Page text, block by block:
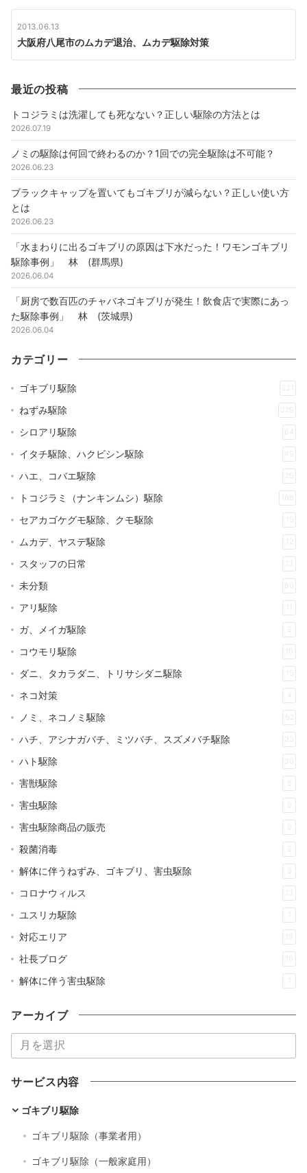
2013.06.13
大阪府八尾市のムカデ退治、ムカデ駆除対策
最近の投稿
トコジラミは洗濯しても死なない？正しい駆除の方法とは
2026.07.19
ノミの駆除は何回で終わるのか？1回での完全駆除は不可能？
2026.06.23
ブラックキャップを置いてもゴキブリが減らない？正しい使い方
とは
2026.06.23
「水まわりに出るゴキブリの原因は下水だった！ワモンゴキブリ
駆除事例」 林 (群馬県)
2026.06.04
「厨房で数百匹のチャバネゴキブリが発生！飲食店で実際にあっ
た駆除事例」 林 (茨城県)
2026.06.04
カテゴリー
ゴキブリ駆除 231
ねずみ駆除 329
シロアリ駆除 64
イタチ駆除、ハクビシン駆除 49
ハエ、コバエ駆除 25
トコジラミ（ナンキンムシ）駆除 168
セアカゴケグモ駆除、クモ駆除 15
ムカデ、ヤスデ駆除 12
スタッフの日常
未分類 80
アリ駆除
ガ、メイガ駆除 2
コウモリ駆除 10
ダニ、タカラダニ、トリサシダニ駆除 15
ネコ対策 4
ノミ、ネコノミ駆除 62
ハチ、アシナガバチ、ミツバチ、スズメバチ駆除
ハト駆除 30
害獣駆除 8
害虫駆除 9
害虫駆除商品の販売 9
殺菌消毒 2
解体に伴うねずみ、ゴキブリ、害虫駆除
コロナウィルス
ユスリカ駆除
対応エリア 19
社長ブログ 16
解体に伴う害虫駆除
アーカイブ
ー
カ
イ
ブ
サービス内容
ゴキブリ駆除
ゴキブリ駆除（事業者用）
ゴキブリ駆除（一般家庭用）